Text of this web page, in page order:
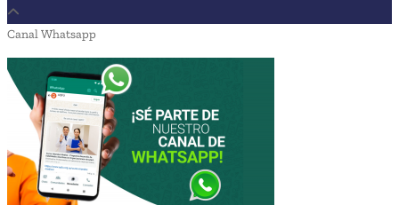
Canal Whatsapp